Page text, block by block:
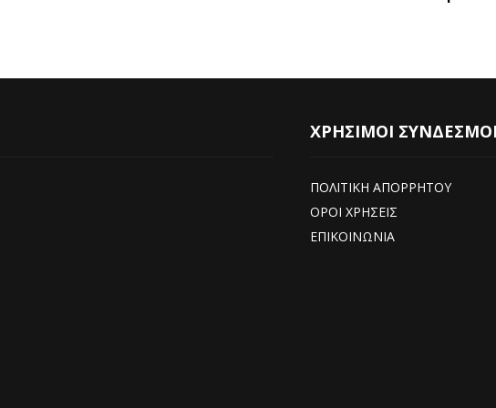
ΧΡΗΣΙΜΟΙ
ΠΟΛΙΤΙΚΗ ΑΠΟΡΡΗΤΟΥ
ΟΡΟΙ ΧΡΗΣΕΙΣ
ΕΠΙΚΟΙΝΩΝΙΑ